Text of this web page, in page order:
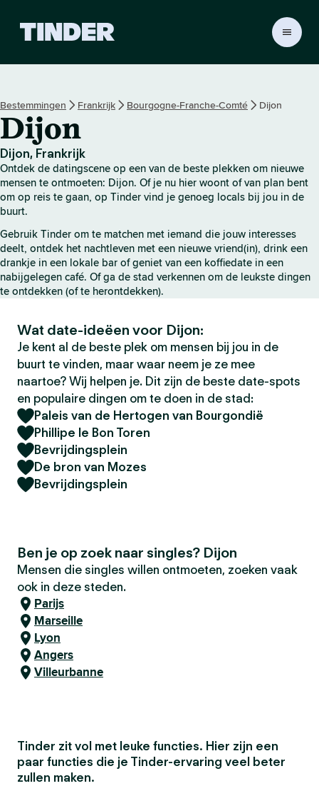
r
e
p
a
n
a
Bestemmingen Frankrijk Bourgogne-Franche-Comté Dijon
Dijon
Dijon, Frankrijk
Ontdek de datingscene op een van de beste plekken om nieuwe
mensen te ontmoeten: Dijon. Of je nu hier woont of van plan bent
om op reis te gaan, op Tinder vind je genoeg locals bij jou in de
buurt.
Gebruik Tinder om te matchen met iemand die jouw interesses
deelt, ontdek het nachtleven met een nieuwe vriend(in), drink een
drankje in een lokale bar of geniet van een koffiedate in een
nabijgelegen café. Of ga de stad verkennen om de leukste dingen
te ontdekken (of te herontdekken).
Wat date-ideëen voor Dijon:
Je kent al de beste plek om mensen bij jou in de
buurt te vinden, maar waar neem je ze mee
naartoe? Wij helpen je. Dit zijn de beste date-spots
en populaire dingen om te doen in de stad:
Paleis van de Hertogen van Bourgondië
Phillipe le Bon Toren
Bevrijdingsplein
De bron van Mozes
Bevrijdingsplein
Ben je op zoek naar singles? Dijon
Mensen die singles willen ontmoeten, zoeken vaak
ook in deze steden.
Parijs
Marseille
Lyon
Angers
Villeurbanne
Tinder zit vol met leuke functies. Hier zijn een
paar functies die je Tinder-ervaring veel beter
zullen maken.